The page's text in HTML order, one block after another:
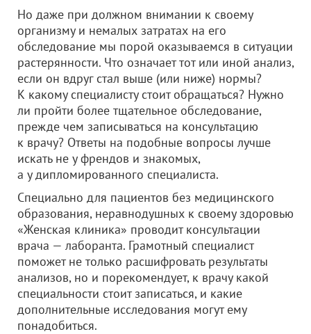
Но даже при должном внимании к своему
организму и немалых затратах на его
обследование мы порой оказываемся в ситуации
растерянности. Что означает тот или иной анализ,
если он вдруг стал выше (или ниже) нормы?
К какому специалисту стоит обращаться? Нужно
ли пройти более тщательное обследование,
прежде чем записываться на консультацию
к врачу? Ответы на подобные вопросы лучше
искать не у френдов и знакомых,
а у дипломированного специалиста.
Специально для пациентов без медицинского
образования, неравнодушных к своему здоровью
«Женская клиника» проводит консультации
врача — лаборанта. Грамотный специалист
поможет не только расшифровать результаты
анализов, но и порекомендует, к врачу какой
специальности стоит записаться, и какие
дополнительные исследования могут ему
понадобиться.